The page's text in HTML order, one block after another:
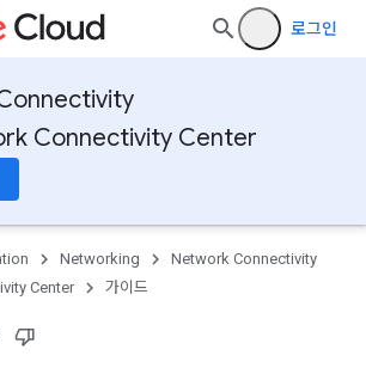
로그인
Connectivity Center
Networking
Network Connectivity
Center
가이드